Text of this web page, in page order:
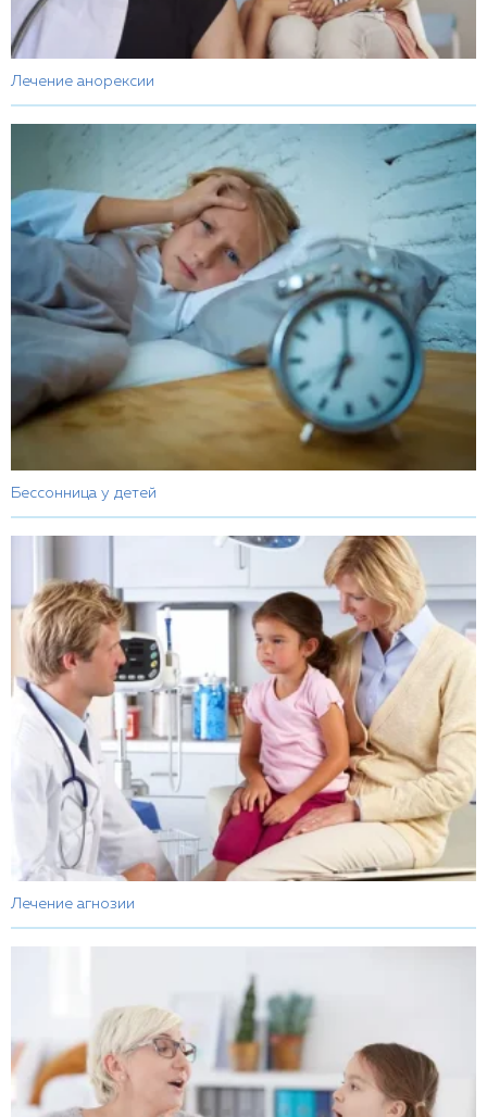
Лечение анорексии
Бессонница у детей
Лечение агнозии